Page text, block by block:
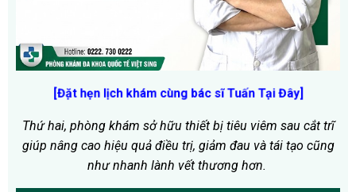
[Đặt hẹn lịch khám cùng bác sĩ Tuấn Tại Đây]
Thứ hai, phòng khám sở hữu thiết bị tiêu viêm sau cắt trĩ
giúp nâng cao hiệu quả điều trị, giảm đau và tái tạo cũng
như nhanh lành vết thương hơn.